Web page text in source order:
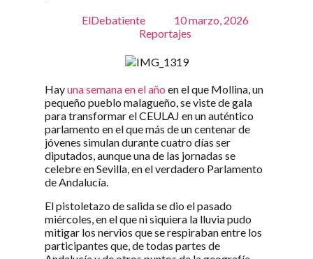
ElDebatiente
10 marzo, 2026
Reportajes
Hayuna semana en el año en el que Mollina, un
pequeño pueblo malagueño, se viste de gala
para transformar el CEULAJ en un auténtico
parlamento en el que más de un centenar de
jóvenes simulan durante cuatro días ser
diputados, aunque una de las jornadas se
celebre en Sevilla, en el verdadero Parlamento
de Andalucía.
El pistoletazo de salida se dio el pasado
miércoles, en el que ni siquiera la lluvia pudo
mitigar los nervios que se respiraban entre los
participantes que, de todas partes de